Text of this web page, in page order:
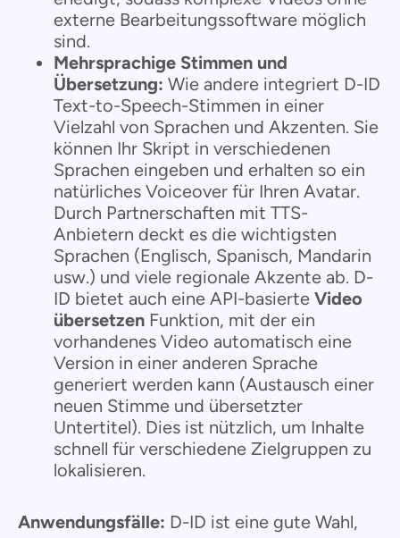
externe Bearbeitungssoftware möglich
sind.
Mehrsprachige Stimmen und
Übersetzung: Wie andere integriert D-ID
Text-to-Speech-Stimmen in einer
Vielzahl von Sprachen und Akzenten. Sie
können Ihr Skript in verschiedenen
Sprachen eingeben und erhalten so ein
natürliches Voiceover für Ihren Avatar.
Durch Partnerschaften mit TTS-
Anbietern deckt es die wichtigsten
Sprachen (Englisch, Spanisch, Mandarin
usw.) und viele regionale Akzente ab. D-
ID bietet auch eine API-basierte Video
übersetzen Funktion, mit der ein
vorhandenes Video automatisch eine
Version in einer anderen Sprache
generiert werden kann (Austausch einer
neuen Stimme und übersetzter
Untertitel). Dies ist nützlich, um Inhalte
schnell für verschiedene Zielgruppen zu
lokalisieren.
Anwendungsfälle: D-ID ist eine gute Wahl,